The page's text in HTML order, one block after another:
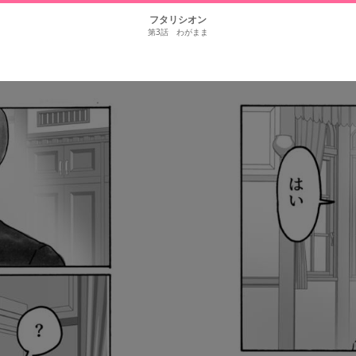
フタリシオン
第3話 わがまま